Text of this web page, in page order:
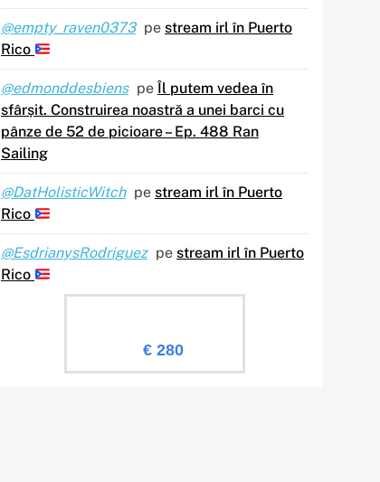
@empty_raven0373 pe stream irl în Puerto
Rico
@edmonddesbiens pe Îl putem vedea în
sfârșit. Construirea noastră a unei barci cu
pânze de 52 de picioare – Ep. 488 Ran
Sailing
@DatHolisticWitch pe stream irl în Puerto
Rico
@EsdrianysRodriguez pe stream irl în Puerto
Rico
€ 280